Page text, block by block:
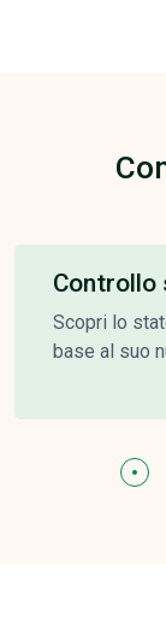
Controllo
Scopri lo
base al suo